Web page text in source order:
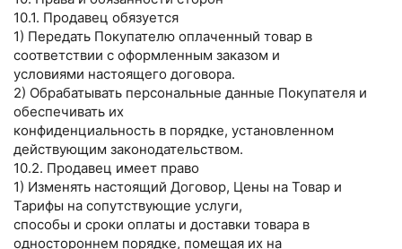
10.1. Продавец обязуется
1) Передать Покупателю оплаченный товар в
соответствии с оформленным заказом и
условиями настоящего договора.
2) Обрабатывать персональные данные Покупателя и
обеспечивать их
конфиденциальность в порядке, установленном
действующим законодательством.
10.2. Продавец имеет право
1) Изменять настоящий Договор, Цены на Товар и
Тарифы на сопутствующие услуги,
способы и сроки оплаты и доставки товара в
одностороннем порядке, помещая их на